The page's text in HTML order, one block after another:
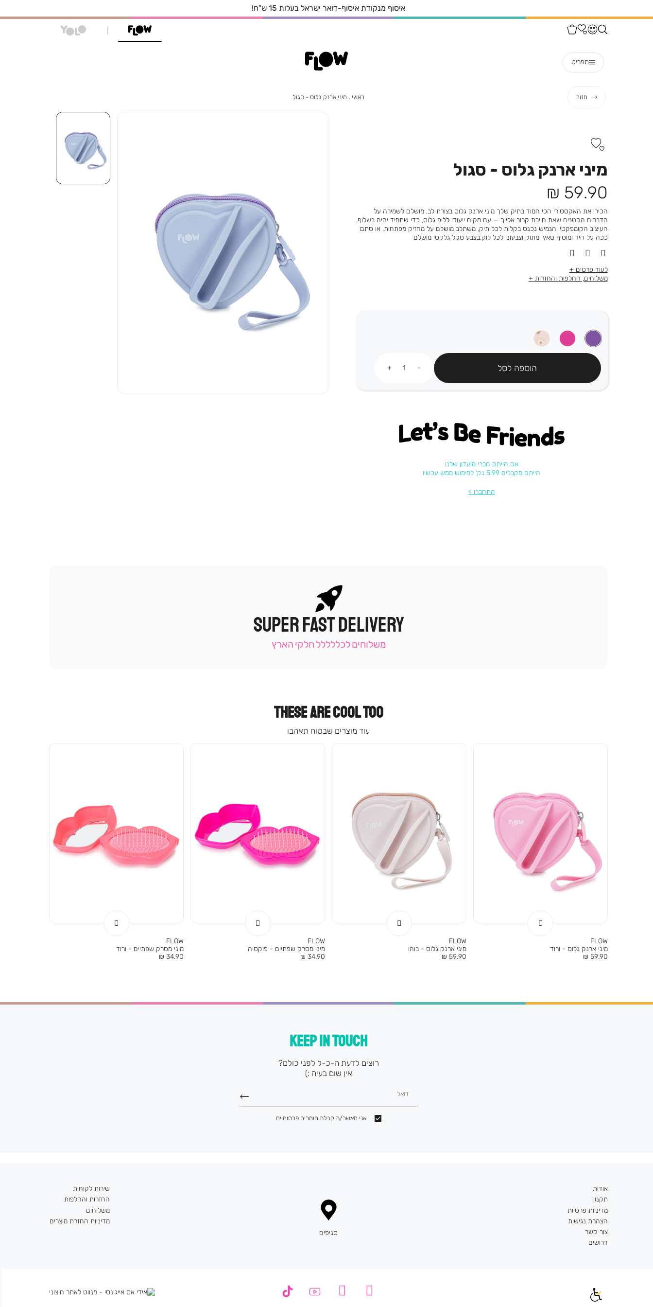
איסוף מנקודת איסוף-דואר ישראל בעלות 15 ש"ח!
תפריט
חזור ראשי ראשי
מיני ארנק גלוס - סגולמיני
מיני ארנק גלוס - סגול
מחיר
מוצר
59.90 ₪
הכירי את האקססורי הכי חמוד בתיק שלך מיני ארנק גלוס בצורת לב, מושלם לשמירה על
הדברים הקטנים שאת חייבת קרוב אלייך — עם מקום ייעודי לליפ גלוס, כדי שתמיד יהיה בשלוף.
העיצוב הקומפקטי והגמיש נכנס בקלות לכל תיק, משתלב מושלם על מחזיק מפתחות, או סתם
ככה על היד ומוסיף טאץ' מתוק וצבעוני לכל לוק.בצבע סגול גלקטי מושלם
לעוד פרטים
משלוחים, החלפות והחזרות
הוספה לסל
Let's be friends
אם הייתם חברי מועדון שלנו
הייתם מקבלים 5.99 נק' למימוש ממש עכשיו
התחברו
|
תומכי
-
SUPER FAST DELIVERY
משלוחים לכללללל חלקי הארץ
THESE ARE COOL TOO
עוד מוצרים שבטוח תאהבו
FLOW
מיני ארנק גלוס - ורוד
מחיר
59.90 ₪
FLOW
מיני ארנק גלוס - בוהו
מחיר
59.90 ₪
FLOW
מיני מסרק שפתיים - פוקסיה
מחיר
34.90 ₪
FLOW
מיני מסרק שפתיים - ורוד
מחיר
34.90 ₪
KEEP IN TOUCH
רוצים לדעת ה-כ-ל לפני כולם?
אין שום בעיה :)
דואל
אני מאשר/ת קבלת חומרים פרסומיים
אודות
תקנון
מדיניות פרטיות
הצהרת נגישות
צור קשר
דרושים
סניפים
שירות לקוחות
החזרות והחלפות
משלוחים
מדיניות החזרת מוצרים